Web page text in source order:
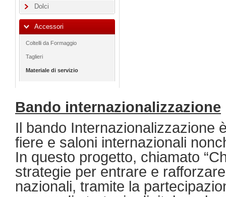
Dolci
Accessori
Coltelli da Formaggio
Taglieri
Materiale di servizio
Bando internazionalizzazione
Il bando Internazionalizzazione
fiere e saloni internazionali
In questo progetto, chiamato
strategie per entrare e
nazionali, tramite la